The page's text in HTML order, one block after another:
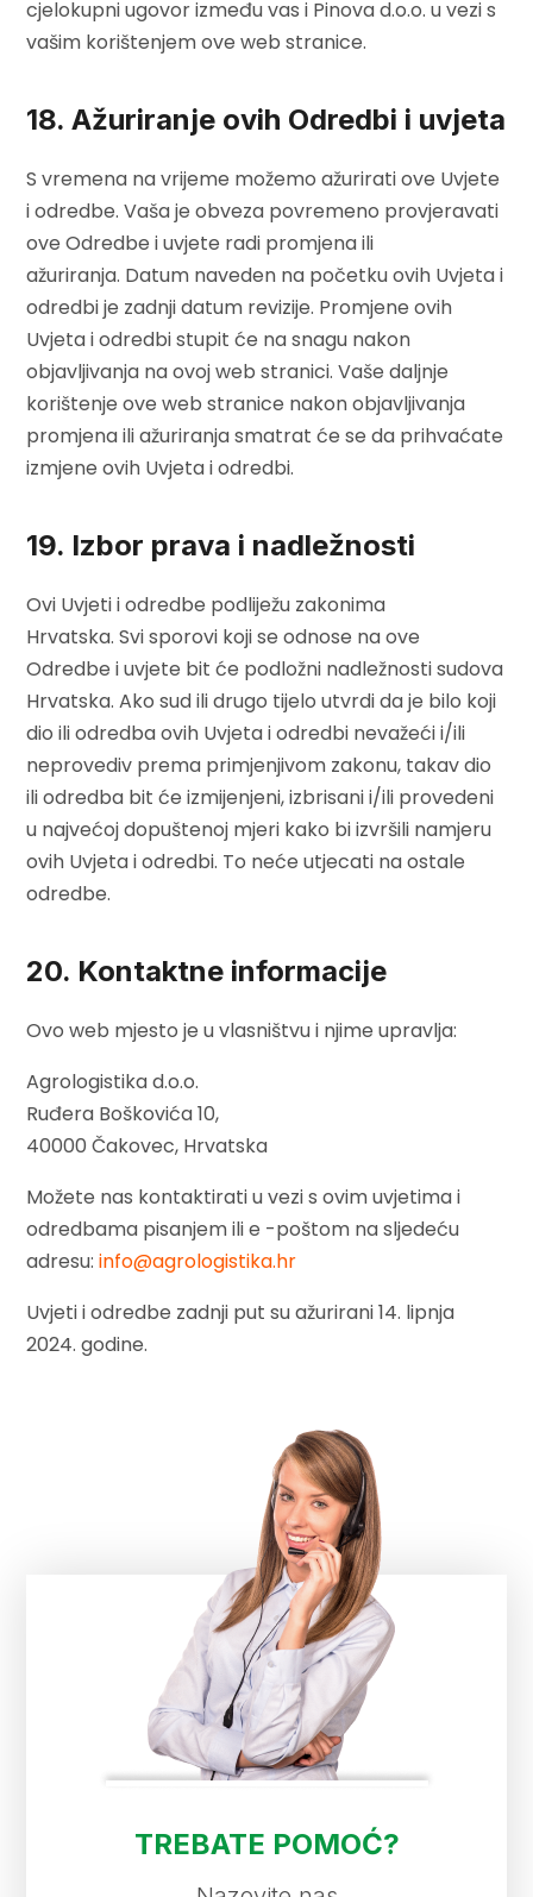
cjelokupni ugovor između vas i Pinova d.o.o. u vezi s
vašim korištenjem ove web stranice.
18. Ažuriranje ovih Odredbi i uvjeta
S vremena na vrijeme možemo ažurirati ove Uvjete
i odredbe. Vaša je obveza povremeno provjeravati
ove Odredbe i uvjete radi promjena ili
ažuriranja. Datum naveden na početku ovih Uvjeta i
odredbi je zadnji datum revizije. Promjene ovih
Uvjeta i odredbi stupit će na snagu nakon
objavljivanja na ovoj web stranici. Vaše daljnje
korištenje ove web stranice nakon objavljivanja
promjena ili ažuriranja smatrat će se da prihvaćate
izmjene ovih Uvjeta i odredbi.
19. Izbor prava i nadležnosti
Ovi Uvjeti i odredbe podliježu zakonima
Hrvatska. Svi sporovi koji se odnose na ove
Odredbe i uvjete bit će podložni nadležnosti sudova
Hrvatska. Ako sud ili drugo tijelo utvrdi da je bilo koji
dio ili odredba ovih Uvjeta i odredbi nevažeći i/ili
neprovediv prema primjenjivom zakonu, takav dio
ili odredba bit će izmijenjeni, izbrisani i/ili provedeni
u najvećoj dopuštenoj mjeri kako bi izvršili namjeru
ovih Uvjeta i odredbi. To neće utjecati na ostale
odredbe.
20. Kontaktne informacije
Ovo web mjesto je u vlasništvu i njime upravlja:
Agrologistika d.o.o.
Ruđera Boškovića 10,
40000 Čakovec, Hrvatska
Možete nas kontaktirati u vezi s ovim uvjetima i
odredbama pisanjem ili e -poštom na sljedeću
adresu:info@agrologistika.hr
Uvjeti i odredbe zadnji put su ažurirani 14. lipnja
2024. godine.
TREBATE POMOĆ?